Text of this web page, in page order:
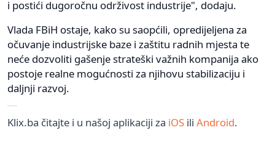
i postići dugoročnu održivost industrije", dodaju.
Vlada FBiH ostaje, kako su saopćili, opredijeljena za
očuvanje industrijske baze i zaštitu radnih mjesta te
neće dozvoliti gašenje strateški važnih kompanija ako
postoje realne mogućnosti za njihovu stabilizaciju i
daljnji razvoj.
Klix.ba čitajte i u našoj aplikaciji za iOS ili Android.